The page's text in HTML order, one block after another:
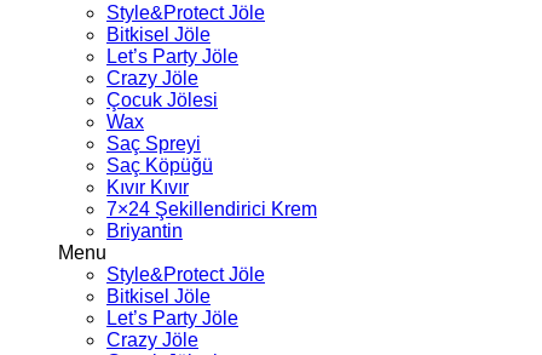
Style&Protect Jöle
Bitkisel Jöle
Let’s Party Jöle
Crazy Jöle
Çocuk Jölesi
Wax
Saç Spreyi
Saç Köpüğü
Kıvır Kıvır
7×24 Şekillendirici Krem
Briyantin
Menu
Style&Protect Jöle
Bitkisel Jöle
Let’s Party Jöle
Crazy Jöle